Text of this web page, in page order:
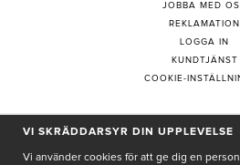
JOBBA MED
REKLAMATION
LOGGA IN
KUNDTJÄNST
COOKIE-
PRENUMERERA PÅ
VI SKRÄDDARSYR DIN UPPLEVELSE
Vi använder cookies för att ge dig en